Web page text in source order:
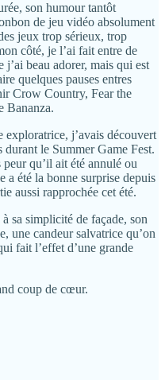
son humour tantôt
de jeu vidéo absolument
jeux trop sérieux, trop
côté, je l’ai fait entre de
beau adorer, mais qui est
quelques pauses entres
Crow Country, Fear the
Bananza.
exploratrice, j’avais découvert
le Summer Game Fest.
qu’il ait été annulé ou
a été la bonne surprise depuis
aussi rapprochée cet été.
sa simplicité de façade, son
une candeur salvatrice qu’on
fait l’effet d’une grande
coup de cœur.